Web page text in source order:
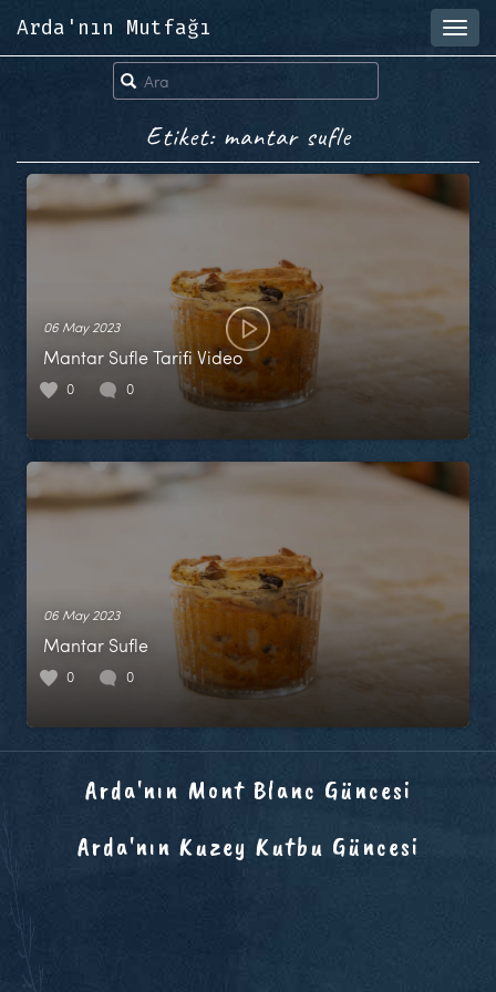
Arda'nın Mutfağı
Etiket: mantar sufle
06 May 2023
Mantar Sufle Tarifi Video
0 0
06 May 2023
Mantar Sufle
0 0
Arda'nın Mont Blanc Güncesi
Arda'nın Kuzey Kutbu Güncesi